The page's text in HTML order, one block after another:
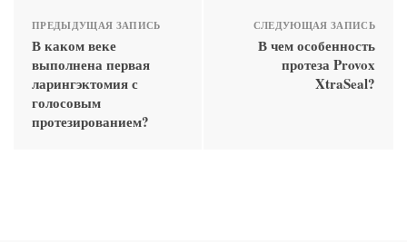
ПРЕДЫДУЩАЯ ЗАПИСЬ
В каком веке
выполнена первая
ларингэктомия с
голосовым
протезированием?
СЛЕДУЮЩАЯ ЗАПИСЬ
В чем особенность
протеза Provox
XtraSeal?